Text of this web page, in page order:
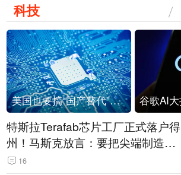
科技
美国也要搞“国产替代”？先算清三笔账
特斯拉Terafab芯片工厂正式落户得
州！马斯克放言：要把尖端制造带
回美国
16